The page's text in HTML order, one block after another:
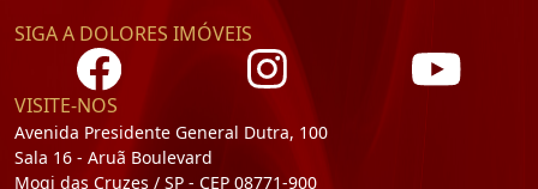
SIGA A DOLORES IMÓVEIS
VISITE-NOS
Avenida Presidente General Dutra, 100
Sala 16 - Aruã Boulevard
Mogi das Cruzes / SP - CEP 08771-900